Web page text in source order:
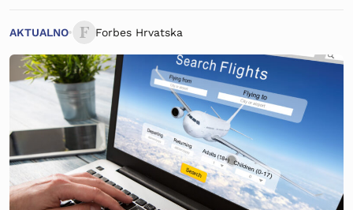
AKTUALNO Forbes Hrvatska